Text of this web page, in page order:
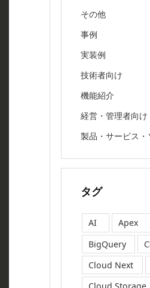
その他
事例
実装例
技術者向け
機能紹介
経営・管理者向け
製品・サービス
タグ
AI Apex
BigQuery
Cloud Next